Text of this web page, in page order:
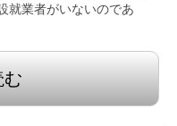
就業者がいないのであ
む